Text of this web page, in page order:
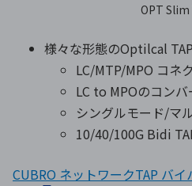
OPT Slim
様々な形態のOptilcal
LC/MTP/MPO コネ
LC to MPOのコンバ
シングルモード/マ
10/40/100G Bidi
CUBRO ネットワークTAP バ